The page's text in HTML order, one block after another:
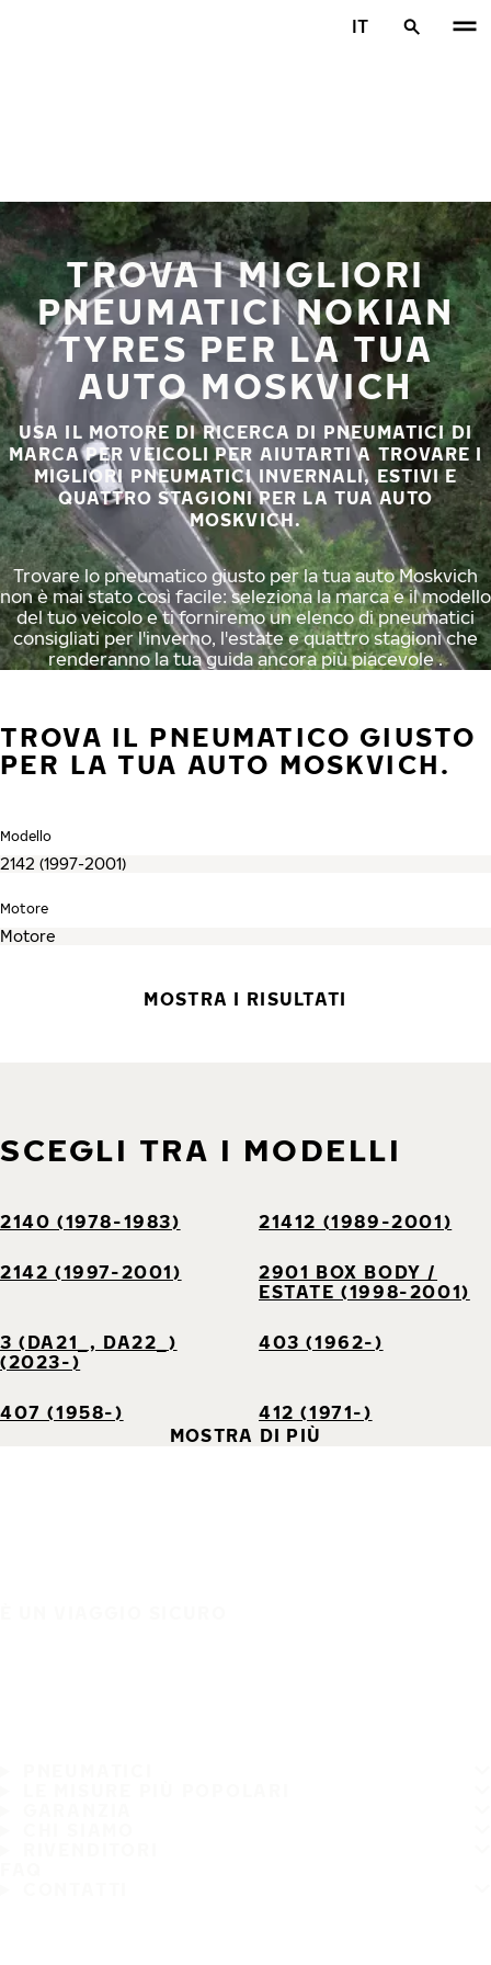
IT
TROVA I MIGLIORI
PNEUMATICI NOKIAN
TYRES PER LA TUA
AUTO MOSKVICH
USA IL MOTORE DI RICERCA DI PNEUMATICI DI
MARCA PER VEICOLI PER AIUTARTI A TROVARE I
MIGLIORI PNEUMATICI INVERNALI, ESTIVI E
QUATTRO STAGIONI PER LA TUA AUTO
MOSKVICH.
Trovare lo pneumatico giusto per la tua auto Moskvich
non è mai stato così facile: seleziona la marca e il modello
del tuo veicolo e ti forniremo un elenco di pneumatici
consigliati per l'inverno, l'estate e quattro stagioni che
renderanno la tua guida ancora più piacevole .
TROVA IL PNEUMATICO GIUSTO
PER LA TUA AUTO MOSKVICH.
Modello
Motore
MOSTRA I RISULTATI
SCEGLI TRA I MODELLI
2140 (1978-1983) 21412 (1989-2001)
2142 (1997-2001)
2901 BOX BODY /
ESTATE (1998-2001)
3 (DA21_, DA22_)
(2023-)
403 (1962-)
407 (1958-)
412 (1971-)
MOSTRA DI PIÙ